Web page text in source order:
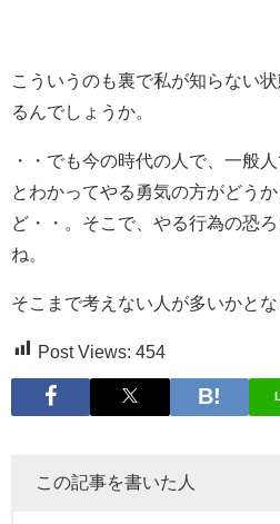
こういうのも裏で私が知らない
るんでしょうか。
・・でも今の時代の人で、一般
とわかってやる勇気の方がどう
ど・・。そこで、やる行為の恐
ね。
そこまで考えない人が多いかとな
Post Views: 454
この記事を書いた人